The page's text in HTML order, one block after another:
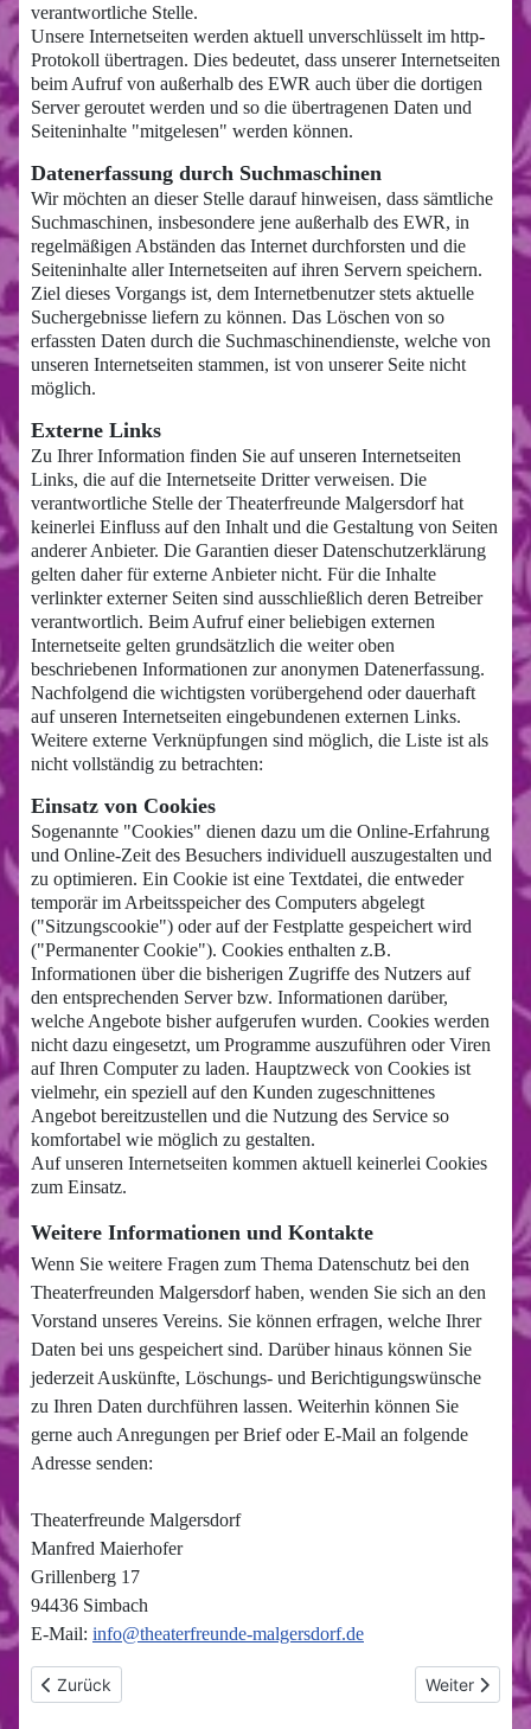
verantwortliche Stelle.
Unsere Internetseiten werden aktuell unverschlüsselt im http-
Protokoll übertragen. Dies bedeutet, dass unserer Internetseiten
beim Aufruf von außerhalb des EWR auch über die dortigen
Server geroutet werden und so die übertragenen Daten und
Seiteninhalte "mitgelesen" werden können.
Datenerfassung durch Suchmaschinen
Wir möchten an dieser Stelle darauf hinweisen, dass sämtliche
Suchmaschinen, insbesondere jene außerhalb des EWR, in
regelmäßigen Abständen das Internet durchforsten und die
Seiteninhalte aller Internetseiten auf ihren Servern speichern.
Ziel dieses Vorgangs ist, dem Internetbenutzer stets aktuelle
Suchergebnisse liefern zu können. Das Löschen von so
erfassten Daten durch die Suchmaschinendienste, welche von
unseren Internetseiten stammen, ist von unserer Seite nicht
möglich.
Externe Links
Zu Ihrer Information finden Sie auf unseren Internetseiten
Links, die auf die Internetseite Dritter verweisen. Die
verantwortliche Stelle der Theaterfreunde Malgersdorf hat
keinerlei Einfluss auf den Inhalt und die Gestaltung von Seiten
anderer Anbieter. Die Garantien dieser Datenschutzerklärung
gelten daher für externe Anbieter nicht. Für die Inhalte
verlinkter externer Seiten sind ausschließlich deren Betreiber
verantwortlich. Beim Aufruf einer beliebigen externen
Internetseite gelten grundsätzlich die weiter oben
beschriebenen Informationen zur anonymen Datenerfassung.
Nachfolgend die wichtigsten vorübergehend oder dauerhaft
auf unseren Internetseiten eingebundenen externen Links.
Weitere externe Verknüpfungen sind möglich, die Liste ist als
nicht vollständig zu betrachten:
Einsatz von Cookies
Sogenannte "Cookies" dienen dazu um die Online-Erfahrung
und Online-Zeit des Besuchers individuell auszugestalten und
zu optimieren. Ein Cookie ist eine Textdatei, die entweder
temporär im Arbeitsspeicher des Computers abgelegt
("Sitzungscookie") oder auf der Festplatte gespeichert wird
("Permanenter Cookie"). Cookies enthalten z.B.
Informationen über die bisherigen Zugriffe des Nutzers auf
den entsprechenden Server bzw. Informationen darüber,
welche Angebote bisher aufgerufen wurden. Cookies werden
nicht dazu eingesetzt, um Programme auszuführen oder Viren
auf Ihren Computer zu laden. Hauptzweck von Cookies ist
vielmehr, ein speziell auf den Kunden zugeschnittenes
Angebot bereitzustellen und die Nutzung des Service so
komfortabel wie möglich zu gestalten.
Auf unseren Internetseiten kommen aktuell keinerlei Cookies
zum Einsatz.
Weitere Informationen und Kontakte
Wenn Sie weitere Fragen zum Thema Datenschutz bei den
Theaterfreunden Malgersdorf haben, wenden Sie sich an den
Vorstand unseres Vereins. Sie können erfragen, welche Ihrer
Daten bei uns gespeichert sind. Darüber hinaus können Sie
jederzeit Auskünfte, Löschungs- und Berichtigungswünsche
zu Ihren Daten durchführen lassen. Weiterhin können Sie
gerne auch Anregungen per Brief oder E-Mail an folgende
Adresse senden:
Theaterfreunde Malgersdorf
Manfred Maierhofer
Grillenberg 17
94436 Simbach
E-Mail: info@theaterfreunde-malgersdorf.de
Vorheriger Beitrag: Impressum
Zurück Nächster
Weiter